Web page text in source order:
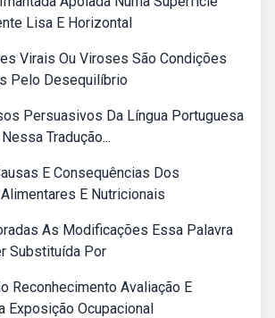
Lisa E Horizontal
Virais Ou Viroses São Condições
Pelo Desequilíbrio
Persuasivos Da Língua Portuguesa
Tradução...
E Consequências Dos
E Nutricionais
As Modificações Essa Palavra
Substituída Por
Reconhecimento Avaliação E
Exposição Ocupacional